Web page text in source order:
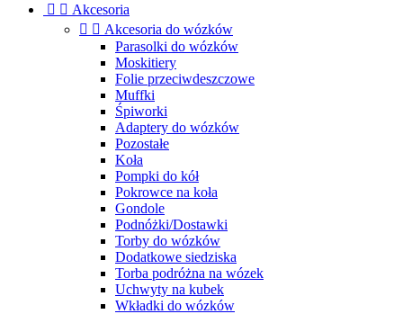
  Akcesoria
  Akcesoria do wózków
Parasolki do wózków
Moskitiery
Folie przeciwdeszczowe
Muffki
Śpiworki
Adaptery do wózków
Pozostałe
Koła
Pompki do kół
Pokrowce na koła
Gondole
Podnóżki/Dostawki
Torby do wózków
Dodatkowe siedziska
Torba podróżna na wózek
Uchwyty na kubek
Wkładki do wózków